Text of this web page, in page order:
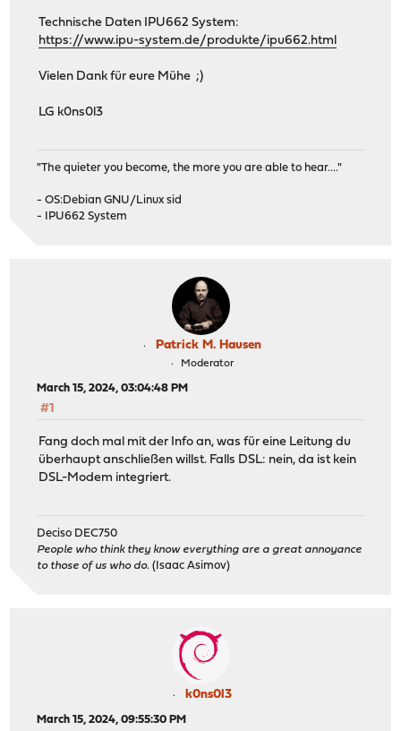
Technische Daten IPU662 System:
https://www.ipu-system.de/produkte/ipu662.html
Vielen Dank für eure Mühe ;)
LG k0ns0l3
"The quieter you become, the more you are able to hear...."
- OS:Debian GNU/Linux sid
- IPU662 System
Patrick M. Hausen
Moderator
March 15, 2024, 03:04:48 PM
#1
Fang doch mal mit der Info an, was für eine Leitung du
überhaupt anschließen willst. Falls DSL: nein, da ist kein
DSL-Modem integriert.
Deciso DEC750
People who think they know everything are a great annoyance
to those of us who do. (Isaac Asimov)
k0ns0l3
March 15, 2024, 09:55:30 PM